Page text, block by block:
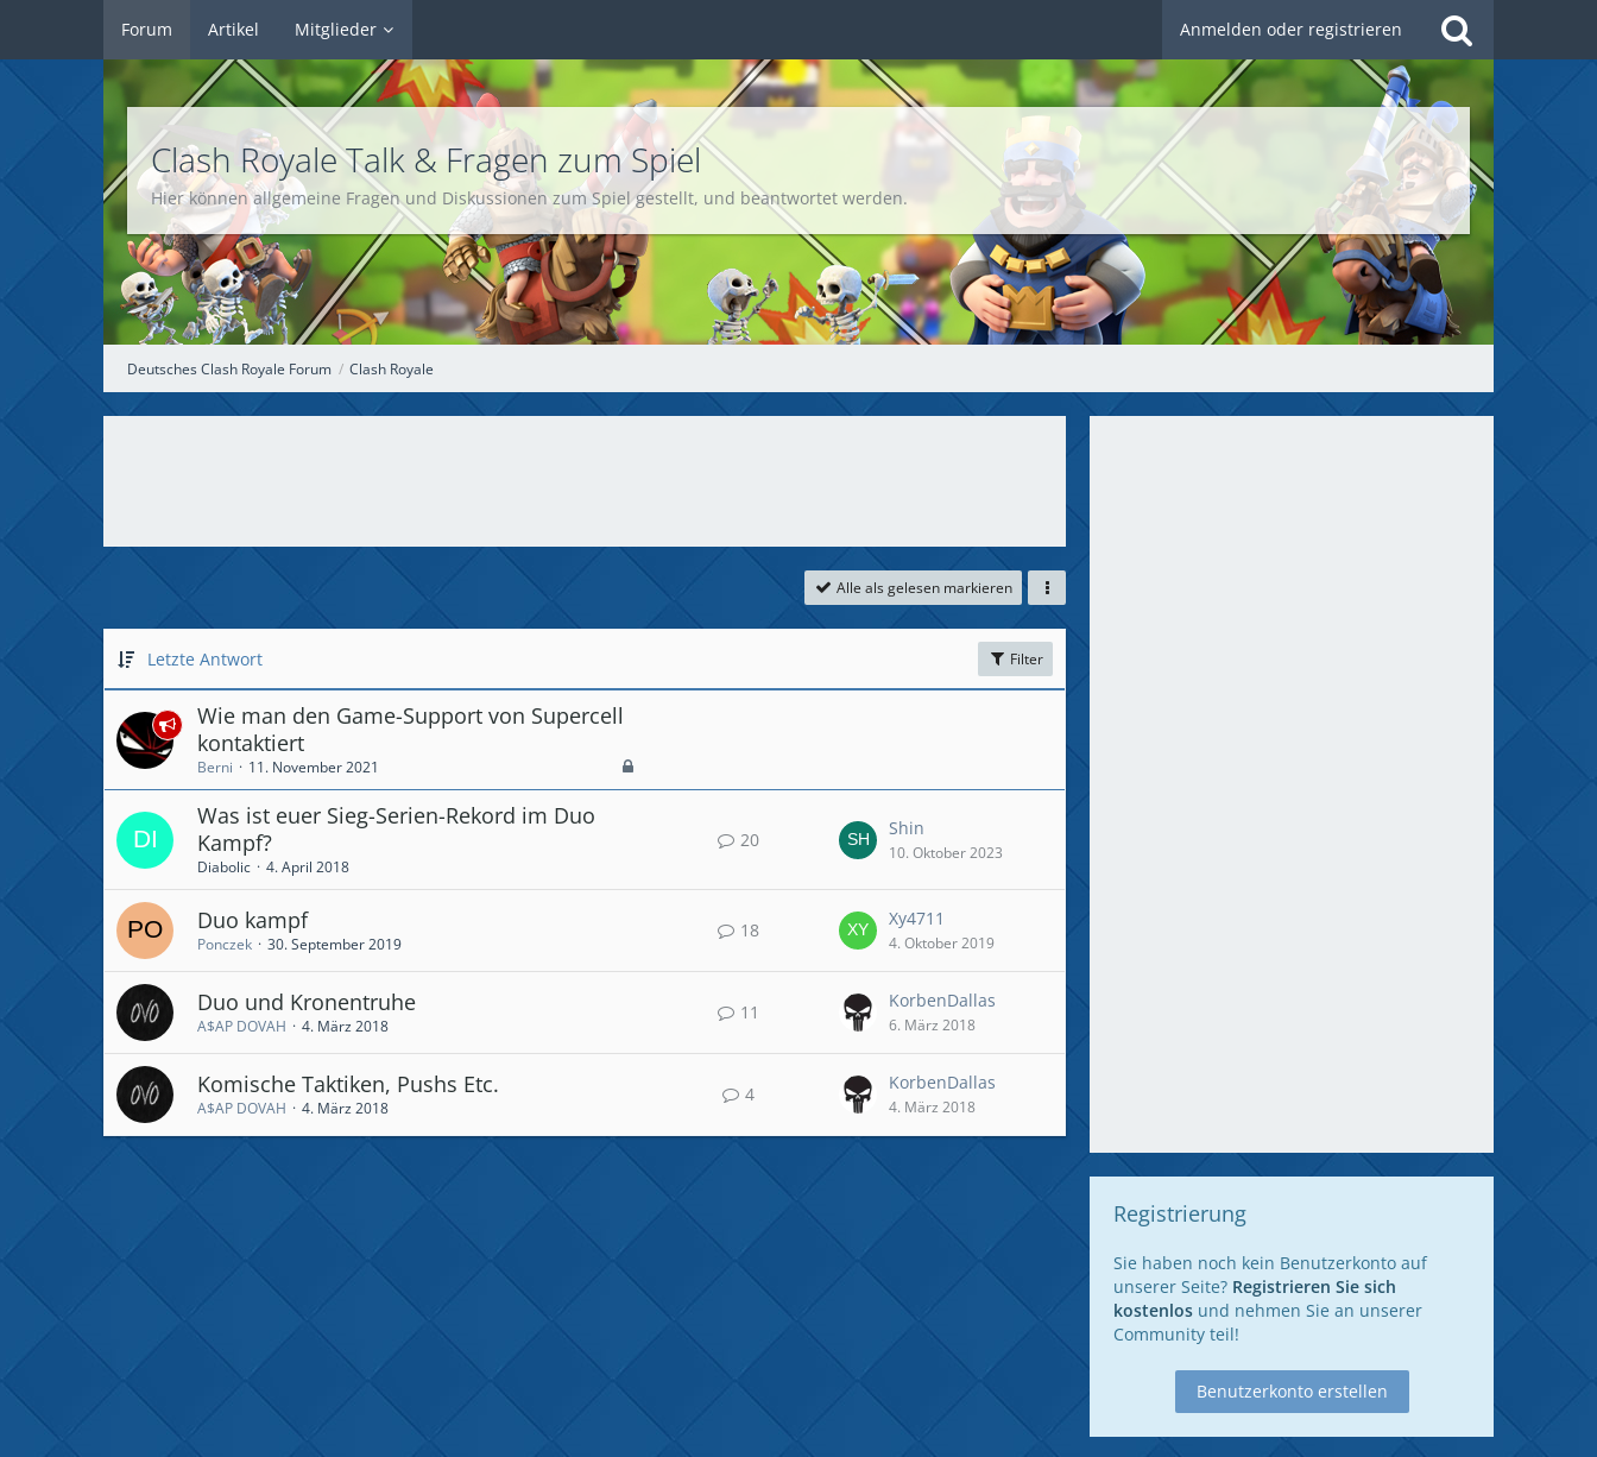
Forum Artikel Mitglieder Anmelden oder registrieren
Deutsches Clash Royale Forum Clash Royale
Clash Royale Talk & Fragen zum Spiel
Hier können allgemeine Fragen und Diskussionen zum Spiel gestellt, und beantwortet werden.
Alle als gelesen markieren
Letzte Antwort Filter
Wie man den Game-Support von Supercell
kontaktiert
Berni 11. November 2021
Was ist euer Sieg-Serien-Rekord im Duo
Kampf?
Diabolic 4. April 2018
20
Shin
10. Oktober 2023
Duo kampf
Ponczek 30. September 2019
18
Xy4711
4. Oktober 2019
Duo und Kronentruhe
A$AP DOVAH 4. März 2018
11
KorbenDallas
6. März 2018
Komische Taktiken, Pushs Etc.
A$AP DOVAH 4. März 2018
4
KorbenDallas
4. März 2018
Registrierung
Sie haben noch kein Benutzerkonto auf
unserer Seite? Registrieren Sie sich
kostenlos und nehmen Sie an unserer
Community teil!
Benutzerkonto erstellen